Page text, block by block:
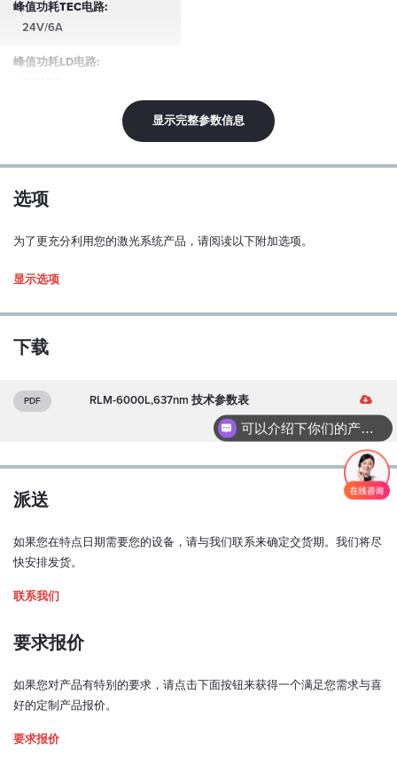
峰值功耗TEC电路:
24V/6A
峰值功耗LD电路:
208x92x76(长x宽x高)
外部驱动器部分尺寸(mm):
117x89x34(长x宽x高)
显示完整参数信息
选项
为了更充分利用您的激光系统产品，请阅读以下附加选项。
Input voltage
12V
Input voltage 24V
Driver type
1. Enclosed Driver
117x89x34
显示选项
下载
PDF
RLM-6000L,637nm 技术参数表
1 MB
派送
如果您在特点日期需要您的设备，请与我们联系来确定交货期。我们将尽
快安排发货。
联系我们
要求报价
如果您对产品有特别的要求，请点击下面按钮来获得一个满足您需求与喜
好的定制产品报价。
要求报价
可以介绍下你们的产品么？